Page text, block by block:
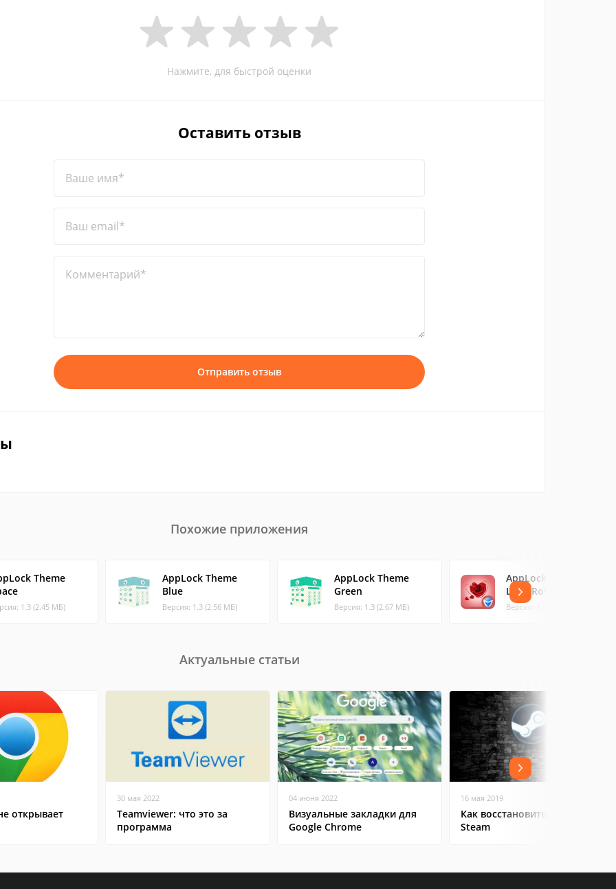
Нажмите, для быстрой оценки
Оставить отзыв
Ваше имя*
Ваш email*
Комментарий*
Отправить отзыв
Похожие приложения
Theme
1.3 (2.45 МБ)
AppLock Theme
Blue
Версия: 1.3 (2.56 МБ)
AppLock Theme
Green
Версия: 1.3 (2.67 МБ)
AppLock Theme -
Love Roses
Версия: 1.2 (0.95 МБ)
Актуальные статьи
открывает
30 мая 2022
Teamviewer: что это за
программа
04 июня 2022
Визуальные закладки для
Google Chrome
16 мая 2019
Как восстановить аккаунт в
Steam